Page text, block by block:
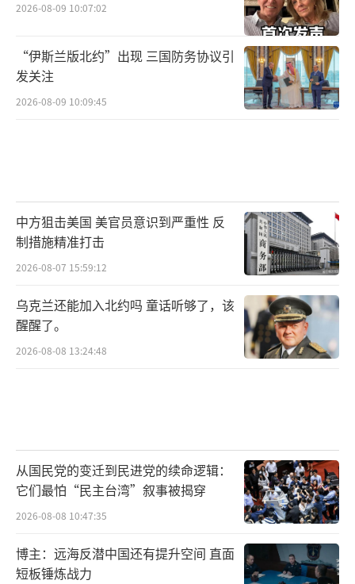
2026-08-09 10:07:02
“伊斯兰版北约”出现 三国防务协议引
发关注
2026-08-09 10:09:45
中方狙击美国 美官员意识到严重性 反
制措施精准打击
2026-08-07 15:59:12
乌克兰还能加入北约吗 童话听够了，该
醒醒了。
2026-08-08 13:24:48
从国民党的变迁到民进党的续命逻辑：
它们最怕“民主台湾”叙事被揭穿
2026-08-08 10:47:35
博主：远海反潜中国还有提升空间 直面
短板锤炼战力